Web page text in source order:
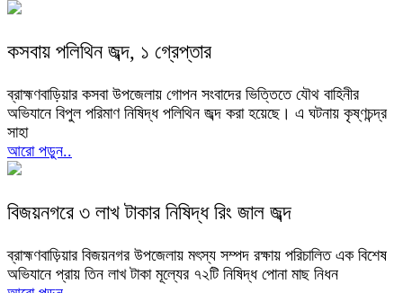
কসবায় পলিথিন জব্দ, ১ গ্রেপ্তার
ব্রাহ্মণবাড়িয়ার কসবা উপজেলায় গোপন সংবাদের ভিত্তিতে যৌথ বাহিনীর
অভিযানে বিপুল পরিমাণ নিষিদ্ধ পলিথিন জব্দ করা হয়েছে। এ ঘটনায় কৃষ্ণচন্দ্র
সাহা
আরো পড়ুন..
বিজয়নগরে ৩ লাখ টাকার নিষিদ্ধ রিং জাল জব্দ
ব্রাহ্মণবাড়িয়ার বিজয়নগর উপজেলায় মৎস্য সম্পদ রক্ষায় পরিচালিত এক বিশেষ
অভিযানে প্রায় তিন লাখ টাকা মূল্যের ৭২টি নিষিদ্ধ পোনা মাছ নিধন